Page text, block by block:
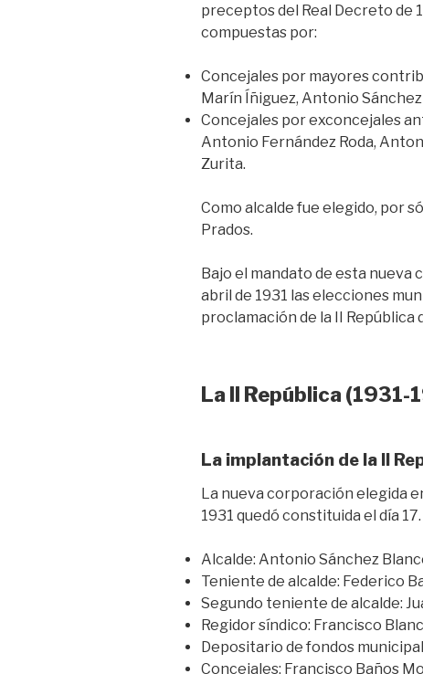
preceptos del Real Decreto de
compuestas por:
Concejales por mayores
Marín Íñiguez, Antonio Sánchez
Concejales por exconcejales
Antonio Fernández Roda,
Zurita.
Como alcalde fue elegido, por
Prados.
Bajo el mandato de esta nueva
abril de 1931 las elecciones
proclamación de la II República
La II República (1931-
La implantación de la II
La nueva corporación elegida
1931 quedó constituida el día
Alcalde: Antonio Sánchez
Teniente de alcalde: Federico
Segundo teniente de alcalde:
Regidor síndico: Francisco
Depositario de fondos
Concejales: Francisco Baños